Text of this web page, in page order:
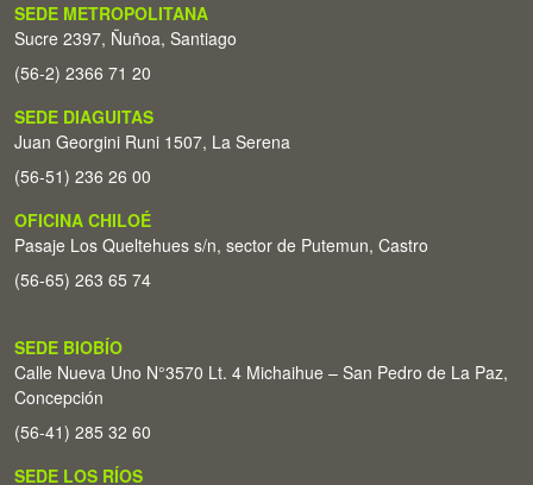
SEDE METROPOLITANA
Sucre 2397, Ñuñoa, Santiago
(56-2) 2366 71 20
SEDE DIAGUITAS
Juan Georgini Runi 1507, La Serena
(56-51) 236 26 00
OFICINA CHILOÉ
Pasaje Los Queltehues s/n, sector de Putemun, Castro
(56-65) 263 65 74
SEDE BIOBÍO
Calle Nueva Uno N°3570 Lt. 4 Michaihue – San Pedro de La Paz,
Concepción
(56-41) 285 32 60
SEDE LOS RÍOS